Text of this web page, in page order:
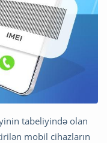
tabeliyində olan
mobil cihazların